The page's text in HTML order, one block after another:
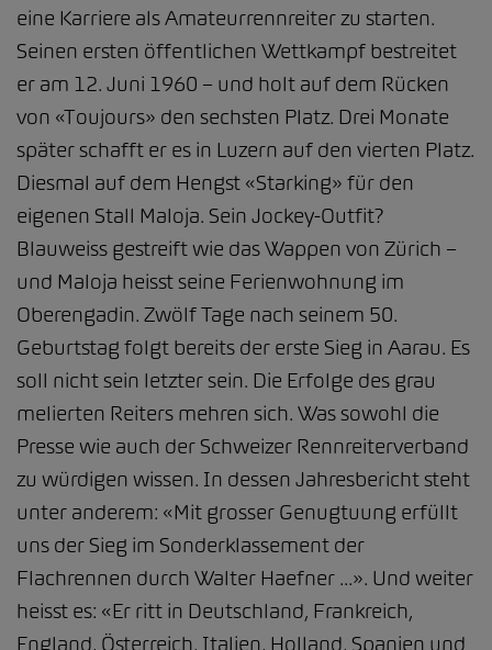
eine Karriere als Amateurrennreiter zu starten.
Seinen ersten öffentlichen Wettkampf bestreitet
er am 12. Juni 1960 – und holt auf dem Rücken
von «Toujours» den sechsten Platz. Drei Monate
später schafft er es in Luzern auf den vierten Platz.
Diesmal auf dem Hengst «Starking» für den
eigenen Stall Maloja. Sein Jockey-Outfit?
Blauweiss gestreift wie das Wappen von Zürich –
und Maloja heisst seine Ferienwohnung im
Oberengadin. Zwölf Tage nach seinem 50.
Geburtstag folgt bereits der erste Sieg in Aarau. Es
soll nicht sein letzter sein. Die Erfolge des grau
melierten Reiters mehren sich. Was sowohl die
Presse wie auch der Schweizer Rennreiterverband
zu würdigen wissen. In dessen Jahresbericht steht
unter anderem: «Mit grosser Genugtuung erfüllt
uns der Sieg im Sonderklassement der
Flachrennen durch Walter Haefner ...». Und weiter
heisst es: «Er ritt in Deutschland, Frankreich,
England, Österreich, Italien, Holland, Spanien und